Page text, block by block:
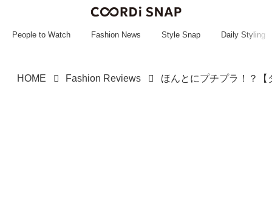
~~~~~~~~~~~
People to Watch Fashion News Style Snap Daily Styling
HOME Fashion Reviews